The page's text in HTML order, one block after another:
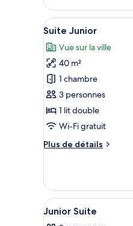
le
type
de
Chambre
Deluxe
Afficher
toutes
les
photos
pour
ce
type
de
chambre :
Suite
6
Suite Junior
Vue sur la ville
40 m²
1 chambre
3 personnes
1 lit double
Wi-Fi gratuit
Plus de détails
Plus
le
type
de
Afficher
toutes
6
Junior Suite